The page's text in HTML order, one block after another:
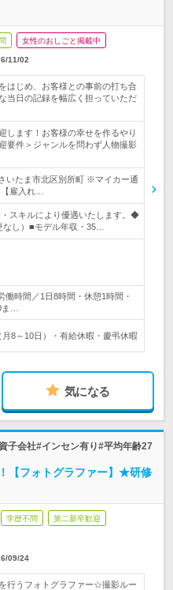
女性のおしごと掲載中
11/02
はじめ、お客様との事前の打ち合
当日の記録を幅広く担っていただ
します！お客様の幸せを作るやり
要件＞ジャンルを問わず人物撮影
いたま市北区別所町 ※マイカー通
雇入れ…
スキルにより優遇いたします。◆
し）■モデル年収・35…
時間／1日8時間・休憩1時間・
…
8～10日）・有給休暇・慶弔休暇
気になる
子会社#インセン有り#平均年齢27
【フォトグラファー】★研修
学歴不問 第二新卒歓迎
09/24
行うフォトグラファー☆撮影ルー